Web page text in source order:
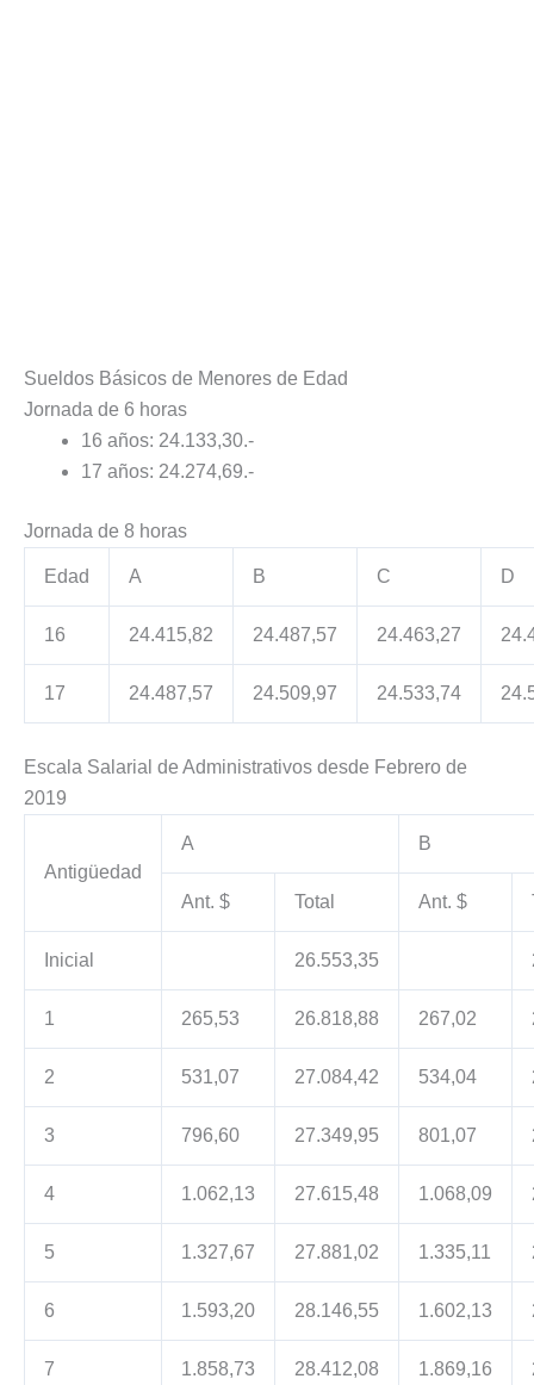
Sueldos Básicos de Menores de Edad
Jornada de 6 horas
16 años: 24.133,30.-
17 años: 24.274,69.-
Jornada de 8 horas
Edad A B C D
16 24.415,82 24.487,57 24.463,27
17 24.487,57 24.509,97 24.533,74
Escala Salarial de Administrativos desde Febrero de
2019
Antigüedad
A B
Ant. $ Total Ant. $
Inicial 26.553,35
1 265,53 26.818,88 267,02
2 531,07 27.084,42 534,04
3 796,60 27.349,95 801,07
4 1.062,13 27.615,48 1.068,09
5 1.327,67 27.881,02 1.335,11
6 1.593,20 28.146,55 1.602,13
7 1.858,73 28.412,08 1.869,16